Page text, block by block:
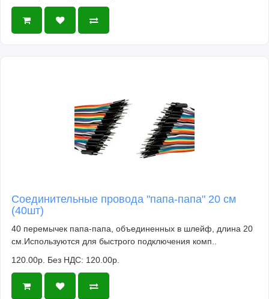
Соединительные провода "папа-папа" 20 см
(40шт)
40 перемычек папа-папа, объединенных в шлейф, длина 20
см.Используются для быстрого подключения комп..
120.00р. Без НДС: 120.00р.